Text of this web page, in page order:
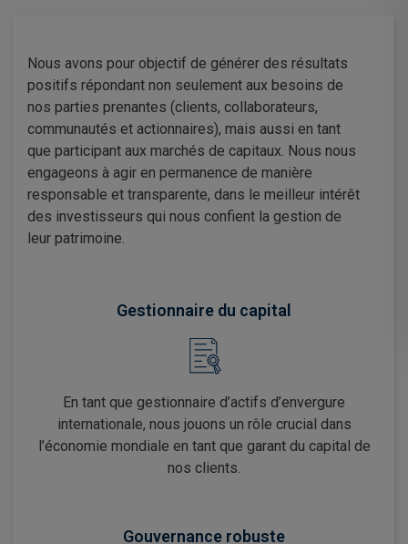
Nous avons pour objectif de générer des résultats
positifs répondant non seulement aux besoins de
nos parties prenantes (clients, collaborateurs,
communautés et actionnaires), mais aussi en tant
que participant aux marchés de capitaux. Nous nous
engageons à agir en permanence de manière
responsable et transparente, dans le meilleur intérêt
des investisseurs qui nous confient la gestion de
leur patrimoine.
Gestionnaire du capital
En tant que gestionnaire d’actifs d’envergure
internationale, nous jouons un rôle crucial dans
l’économie mondiale en tant que garant du capital de
nos clients.
Gouvernance robuste